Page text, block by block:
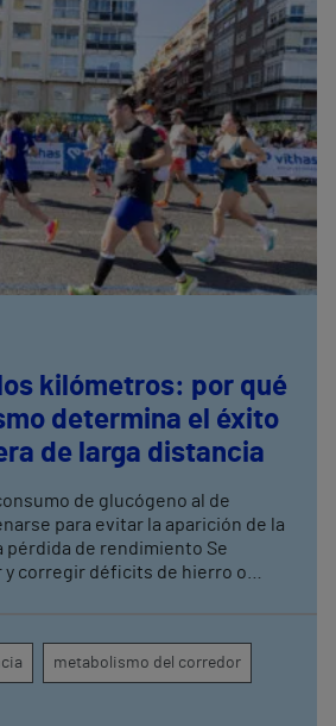
kilómetros: por qué
determina el éxito
de larga distancia
de glucógeno al de
para evitar la aparición de la
de rendimiento Se
y corregir déficits de hierro o
la respuesta metabólica del
y Vithas Valencia Consuelo
Maratón Valencia Trinidad
metabolismo del corredor